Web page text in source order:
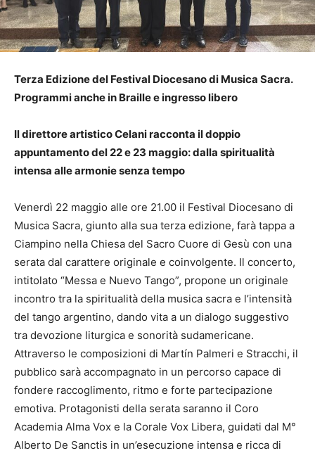
Terza Edizione del Festival Diocesano di Musica Sacra.
Programmi anche in Braille e ingresso libero
Il direttore artistico Celani racconta il doppio
appuntamento del 22 e 23 maggio: dalla spiritualità
intensa alle armonie senza tempo
Venerdì 22 maggio alle ore 21.00 il Festival Diocesano di
Musica Sacra, giunto alla sua terza edizione, farà tappa a
Ciampino nella Chiesa del Sacro Cuore di Gesù con una
serata dal carattere originale e coinvolgente. Il concerto,
intitolato “Messa e Nuevo Tango”, propone un originale
incontro tra la spiritualità della musica sacra e l’intensità
del tango argentino, dando vita a un dialogo suggestivo
tra devozione liturgica e sonorità sudamericane.
Attraverso le composizioni di Martín Palmeri e Stracchi, il
pubblico sarà accompagnato in un percorso capace di
fondere raccoglimento, ritmo e forte partecipazione
emotiva. Protagonisti della serata saranno il Coro
Academia Alma Vox e la Corale Vox Libera, guidati dal M°
Alberto De Sanctis in un’esecuzione intensa e ricca di